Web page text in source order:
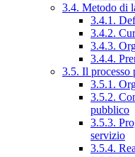
3.4. Metodo di
3.4.1.
3.4.2.
3.4.3.
3.4.4.
3.5. Il processo
3.5.1.
3.5.2.
pubblico
3.5.3.
servizio
3.5.4.